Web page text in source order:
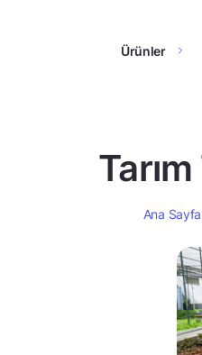
Ürünler
Ana Sayfa